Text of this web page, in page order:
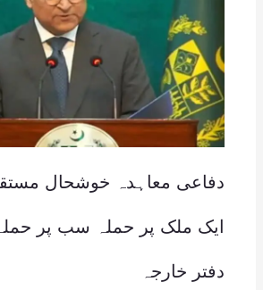
دفاعی معاہدہ خوشحال
ایک ملک پر حملہ سب پر
دفتر خارجہ